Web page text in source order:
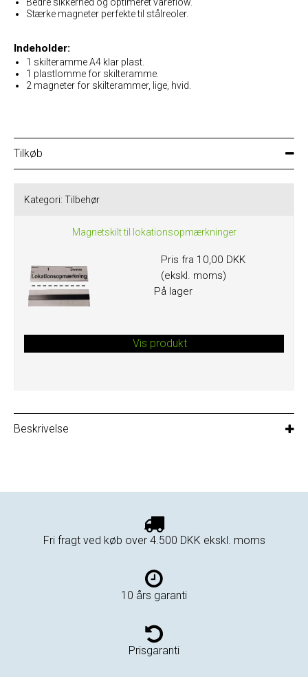
Stærke magneter perfekte til stålreoler.
Indeholder:
1 skilteramme A4 klar plast.
1 plastlomme for skilteramme.
2 magneter for skilterammer, lige, hvid.
Tilkøb
Kategori: Tilbehør
Magnetskilt til lokationsopmærkninger
Pris fra 10,00 DKK
(ekskl. moms)
På lager
Vis produkt
Beskrivelse
Fri fragt ved køb over 4.500 DKK ekskl. moms
10 års garanti
Prisgaranti